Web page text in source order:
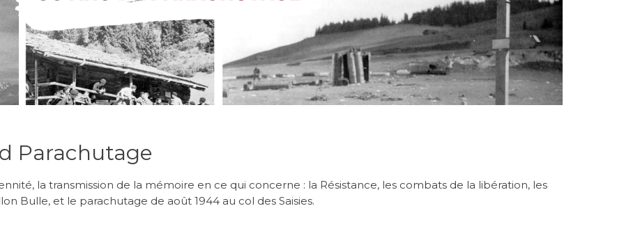
Parachutage
la transmission de la mémoire en ce qui concerne : la Résistance, les combats de la libération, les
Bulle, et le parachutage de août 1944 au col des Saisies.